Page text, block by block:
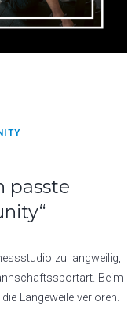
passte
zu langweilig,
Beim
Langeweile verloren.